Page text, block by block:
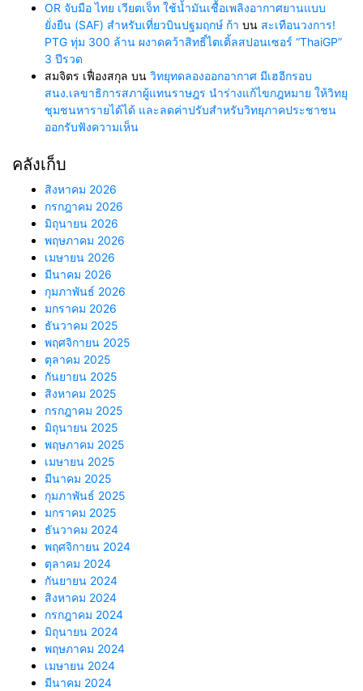
OR จับมือ ไทย เวียตเจ็ท ใช้น้ำมันเชื้อเพลิงอากาศยานแบบ
ยั่งยืน (SAF) สำหรับเที่ยวบินปฐมฤกษ์ ก้า บน สะเทือนวงการ!
PTG ทุ่ม 300 ล้าน ผงาดคว้าสิทธิ์ไตเติ้ลสปอนเซอร์ “ThaiGP”
3 ปีรวด
สมจิตร เฟื่องสกุล บน วิทยุทดลองออกอากาศ มีเฮอีกรอบ
สนง.เลขาธิการสภาผู้แทนราษฎร นำร่างแก้ไขกฎหมาย ให้วิทยุ
ชุมชนหารายได้ได้ และลดค่าปรับสำหรับวิทยุภาคประชาชน
ออกรับฟังความเห็น
คลังเก็บ
สิงหาคม 2026
กรกฎาคม 2026
มิถุนายน 2026
พฤษภาคม 2026
เมษายน 2026
มีนาคม 2026
กุมภาพันธ์ 2026
มกราคม 2026
ธันวาคม 2025
พฤศจิกายน 2025
ตุลาคม 2025
กันยายน 2025
สิงหาคม 2025
กรกฎาคม 2025
มิถุนายน 2025
พฤษภาคม 2025
เมษายน 2025
มีนาคม 2025
กุมภาพันธ์ 2025
มกราคม 2025
ธันวาคม 2024
พฤศจิกายน 2024
ตุลาคม 2024
กันยายน 2024
สิงหาคม 2024
กรกฎาคม 2024
มิถุนายน 2024
พฤษภาคม 2024
เมษายน 2024
มีนาคม 2024